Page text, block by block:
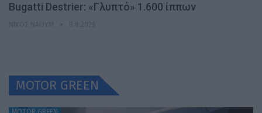
Bugatti Destrier: «Γλυπτό» 1.600 ίππων
MOTOR GREEN